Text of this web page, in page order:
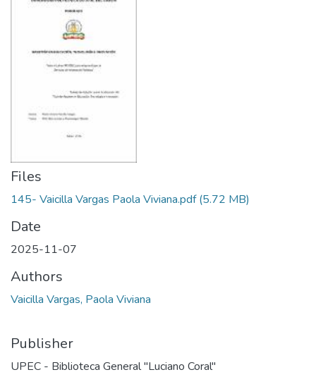
Files
145- Vaicilla Vargas Paola Viviana.pdf(5.72 MB)
Date
2025-11-07
Authors
Vaicilla Vargas, Paola Viviana
Publisher
UPEC - Biblioteca General "Luciano Coral"